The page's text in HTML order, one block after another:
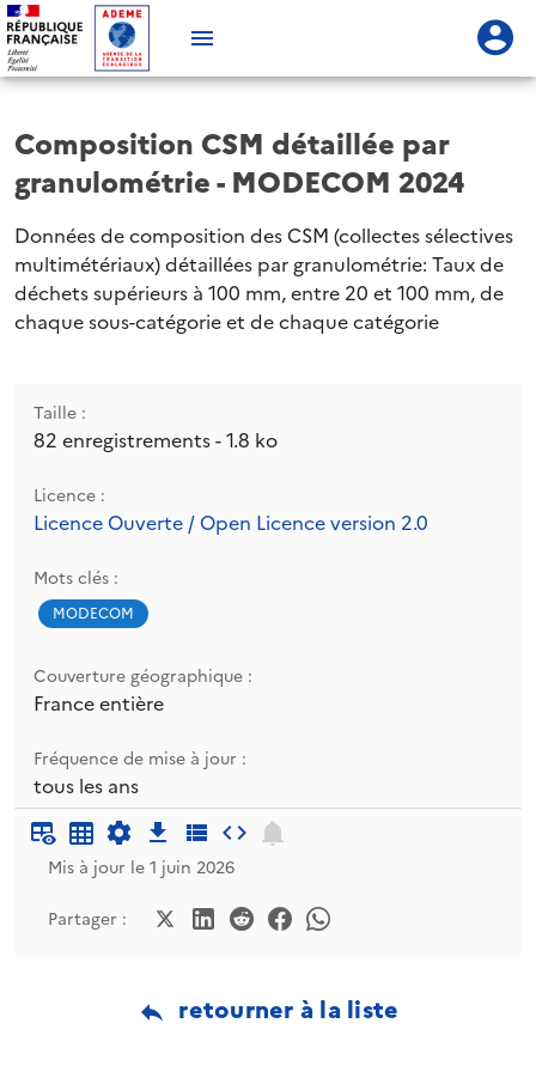
Composition CSM détaillée par
granulométrie - MODECOM 2024
Données de composition des CSM (collectes sélectives
multimétériaux) détaillées par granulométrie: Taux de
déchets supérieurs à 100 mm, entre 20 et 100 mm, de
chaque sous-catégorie et de chaque catégorie
Taille :
82 enregistrements - 1.8 ko
Licence :
Licence Ouverte / Open Licence version 2.0
Mots clés :
MODECOM
Couverture géographique :
France entière
Fréquence de mise à jour :
tous les ans
Mis à jour le 1 juin 2026
Partager :
retourner à la liste